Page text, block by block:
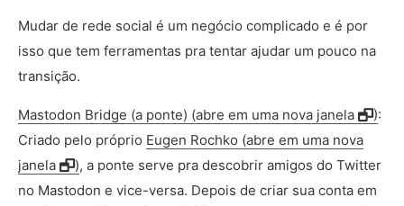
Mudar de rede social é um negócio complicado e é por
isso que tem ferramentas pra tentar ajudar um pouco na
transição.
Mastodon Bridge (a ponte) (abre em uma nova janela ):
Criado pelo próprio Eugen Rochko (abre em uma nova
janela
), a ponte serve pra descobrir amigos do Twitter
no Mastodon e vice-versa. Depois de criar sua conta em